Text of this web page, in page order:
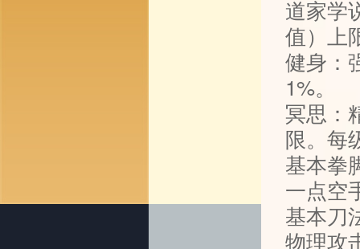
道家学
值）上
健身：
1%。
冥思：
限。每
基本拳
一点空
基本刀
物理攻